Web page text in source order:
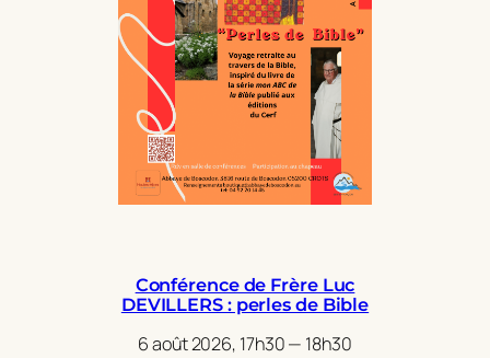
Conférence de Frère Luc
DEVILLERS : perles de Bible
6 août 2026, 17h30 — 18h30